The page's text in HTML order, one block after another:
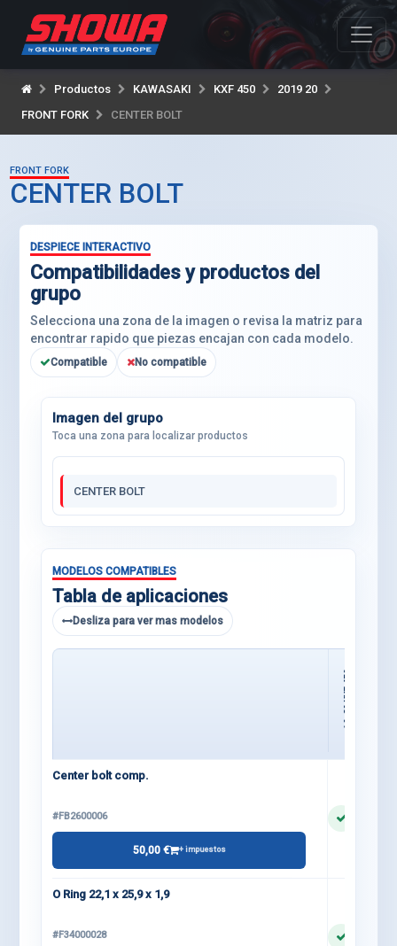
Productos KAWASAKI KXF 450
2019 20
FRONT FORK
CENTER BOLT
FRONT FORK
CENTER BOLT
DESPIECE INTERACTIVO
Compatibilidades y productos del
grupo
Selecciona una zona de la imagen o revisa la matriz para
encontrar rapido que piezas encajan con cada modelo.
Compatible No compatible
Imagen del grupo
Toca una zona para localizar productos
CENTER BOLT
MODELOS COMPATIBLES
Tabla de aplicaciones
Desliza para ver mas modelos
19-20 KXF 450
Center bolt comp.
#FB2600006
50,00 € + impuestos
O Ring 22,1 x 25,9 x 1,9
#F34000028